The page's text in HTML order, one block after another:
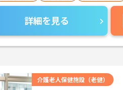
詳細を見る
介護老人保健施設（老健）